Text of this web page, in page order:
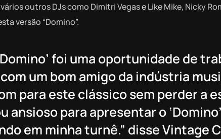
outros DJs como Dimitri Vegas e Like Mike, Nicky
versão “Domino”.
foi uma oportunidade de
um bom amigo da indústria
para este clássico sem perder a
ansioso para apresentar o
em minha turnê.” disse Vintage